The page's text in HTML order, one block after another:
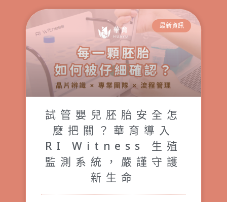
最新資訊
試管嬰兒胚胎安全怎
麼把關？華育導入
RI Witness 生殖
監測系統，嚴謹守護
新生命